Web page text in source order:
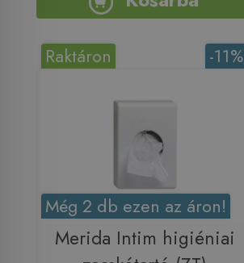
-11%
Raktáron
Még 2 db ezen az áron!
Merida Intim higiéniai